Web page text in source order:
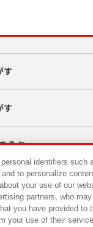
す
す
そぶ
ペーン
identifiers such
to personalize
your use of our
partners, who
you have provided to
your use of their